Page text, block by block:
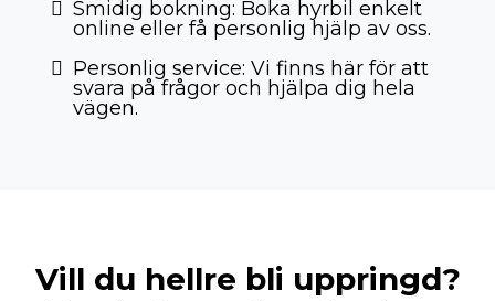
Smidig bokning: Boka hyrbil enkelt
online eller få personlig hjälp av oss.
Personlig service: Vi finns här för att
svara på frågor och hjälpa dig hela
vägen.
Vill du hellre bli uppringd?